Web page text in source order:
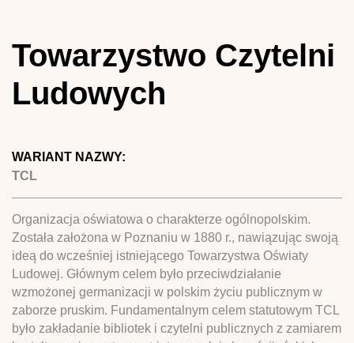
Towarzystwo Czytelni
Ludowych
WARIANT NAZWY:
TCL
Organizacja oświatowa o charakterze ogólnopolskim.
Została założona w Poznaniu w 1880 r., nawiązując swoją
ideą do wcześniej istniejącego Towarzystwa Oświaty
Ludowej. Głównym celem było przeciwdziałanie
wzmożonej germanizacji w polskim życiu publicznym w
zaborze pruskim. Fundamentalnym celem statutowym TCL
było zakładanie bibliotek i czytelni publicznych z zamiarem